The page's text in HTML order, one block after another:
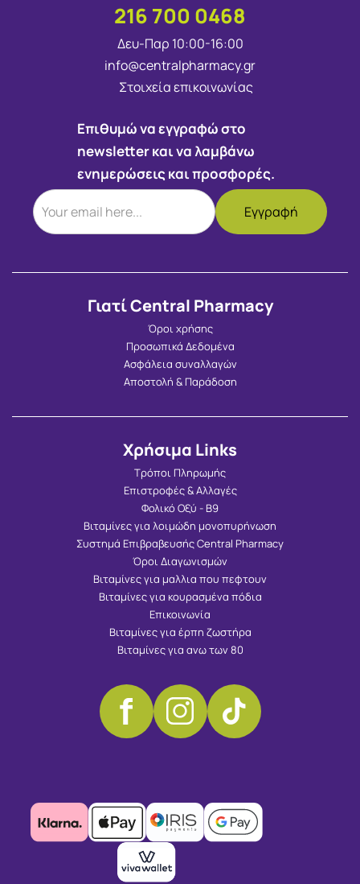
216 700 0468
Δευ-Παρ 10:00-16:00
info@centralpharmacy.gr
Στοιχεία επικοινωνίας
Επιθυμώ να εγγραφώ στο
newsletter και να λαμβάνω
ενημερώσεις και προσφορές.
Γιατί Central Pharmacy
Όροι χρήσης
Προσωπικά Δεδομένα
Ασφάλεια συναλλαγών
Αποστολή & Παράδοση
Χρήσιμα Links
Τρόποι Πληρωμής
Επιστροφές & Αλλαγές
Φολικό Οξύ - Β9
Βιταμίνες για λοιμώδη μονοπυρήνωση
Συστημά Επιβραβευσής Central Pharmacy
Όροι Διαγωνισμών
Βιταμίνες για μαλλια που πεφτουν
Βιταμίνες για κουρασμένα πόδια
Επικοινωνία
Βιταμίνες για έρπη ζωστήρα
Βιταμίνες για ανω των 80